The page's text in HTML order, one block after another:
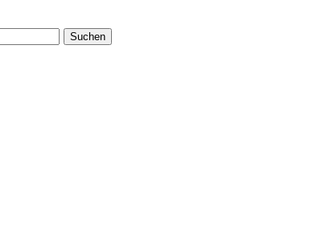
Suchen